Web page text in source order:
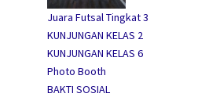
Juara Futsal Tingkat 3
KUNJUNGAN KELAS 2
KUNJUNGAN KELAS 6
Photo Booth
BAKTI SOSIAL